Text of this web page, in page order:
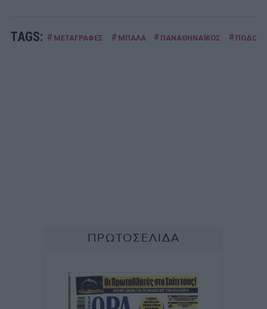
TAGS: # ΜΕΤΑΓΡΑΦΕΣ # ΜΠΑΛΑ # ΠΑΝΑΘΗΝΑΪΚΟΣ #